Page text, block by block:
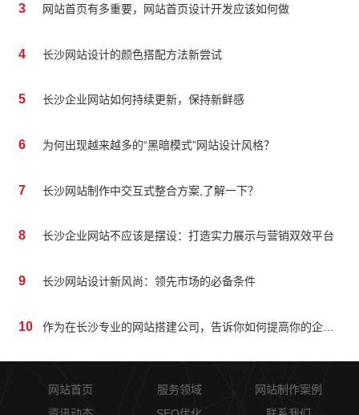
3 网站首页有多重要，网站首页设计开发应该如何做
4 长沙网站设计的颜色搭配方法新尝试
5 长沙企业网站如何持续更新，保持新鲜感
6 为何出现越来越多的“黑暗模式”网站设计风格？
7 长沙网站制作中交互式整合方案,了解一下？
8 长沙企业网站不应该是摆设：打造实力展示与营销双效平台
9 长沙网站设计新风尚：领先市场的必备条件
10
网站首页 服务领域
网站制作案例